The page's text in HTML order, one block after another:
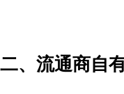
二、流通商自